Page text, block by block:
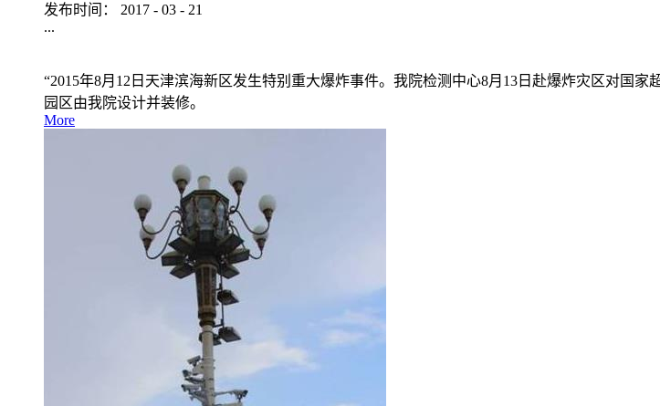
发布时间：
2017 - 03 - 21
...
“2015年8月12日天津滨海新区发生特别重大爆炸事件。我院检测中心8月13日赴爆炸灾区对国
园区由我院设计并装修。
More